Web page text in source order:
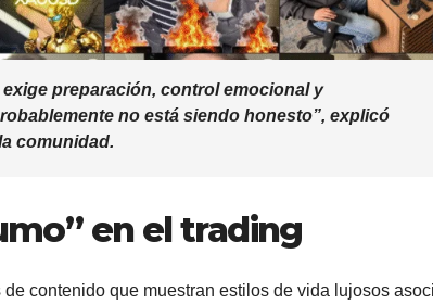
preparación, control emocional y
no está siendo honesto”, explicó
comunidad.
en el trading
contenido que muestran estilos de vida lujosos